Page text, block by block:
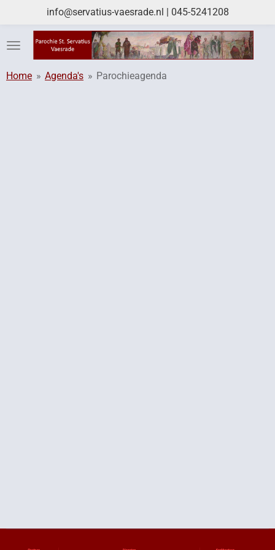
naar
hoofdinhoud
info@servatius-vaesrade.nl | 045-5241208
Home » Agenda's » Parochieagenda